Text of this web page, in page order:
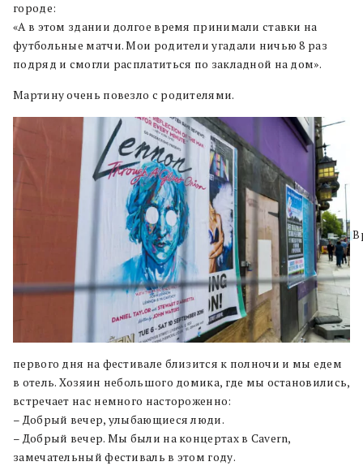
городе:
«А в этом здании долгое время принимали ставки на
футбольные матчи. Мои родители угадали ничью 8 раз
подряд и смогли расплатиться по закладной на дом».
Мартину очень повезло с родителями.
первого дня на фестивале близится к полночи и мы едем
в отель. Хозяин небольшого домика, где мы остановились,
встречает нас немного настороженно:
– Добрый вечер, улыбающиеся люди.
– Добрый вечер. Мы были на концертах в Cavern,
замечательный фестиваль в этом году.